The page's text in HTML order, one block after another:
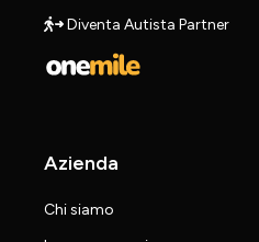
Diventa Autista Partner
Azienda
Chi siamo